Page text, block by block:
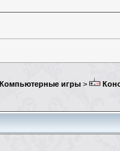
Компьютерные игры >